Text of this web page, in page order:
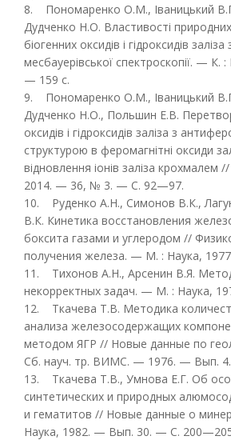
8. Пономаренко О.М., Іваницький
Дудченко Н.О. Властивості
біогенних оксидів і гідроксидів
месбауерівської спектроскопії. — К.
— 159 с.
9. Пономаренко О.М., Іваницький
Дудченко Н.О., Польшин Е.В.
оксидів і гідроксидів заліза з
структурою в феромагнітні оксиди
відновлення іонів заліза
2014. — 36, № 3. — С. 92—97.
10. Руденко А.Н., Симонов В.К.,
В.К. Кинетика восстановления
боксита газами и углеродом //
получения железа. — М. : Наука,
11. Тихонов А.Н., Арсенин В.Я.
некорректных задач. — М. : Наука,
12. Ткачева Т.В. Методика
анализа железосодержащих
методом ЯГР // Новые данные по
Сб. науч. тр. ВИМС. — 1976. — Вып.
13. Ткачева Т.В., Умнова Е.Г. Об
синтетических и природных
и гематитов // Новые данные о
Наука, 1982. — Вып. 30. — С.